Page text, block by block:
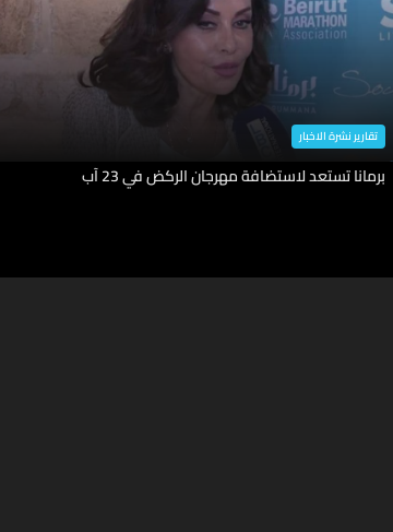
تقارير نشرة الاخبار
برمانا تستعد لاستضافة مهرجان الركض في 23 آب